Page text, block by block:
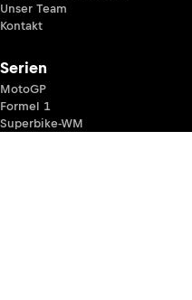
Unser Team
Kontakt
Serien
MotoGP
Formel 1
Superbike-WM